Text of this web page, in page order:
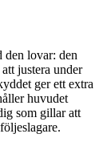
den lovar: den
justera under
ger ett extra
huvudet
som gillar att